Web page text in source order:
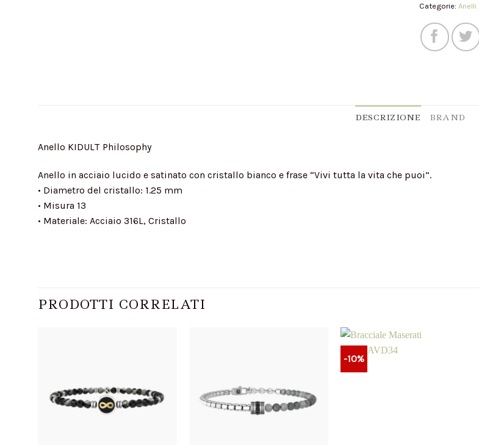
Categorie: Anelli
DESCRIZIONE BRAND
Anello KIDULT Philosophy
Anello in acciaio lucido e satinato con cristallo bianco e frase “Vivi tutta la vita che puoi”.
• Diametro del cristallo: 1.25 mm
• Misura 13
• Materiale: Acciaio 316L, Cristallo
PRODOTTI CORRELATI
-10%